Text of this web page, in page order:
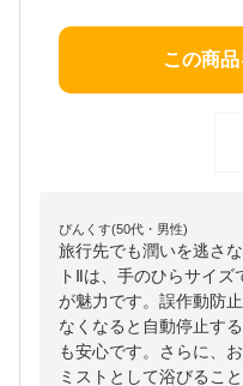
この商
ぴんくす(50代・男性)
旅行先でも潤いを逃さ
トⅡは、手のひらサイ
が魅力です。誤作動防
なくなると自動停止す
も安心です。さらに、
ミストとして浴びるこ